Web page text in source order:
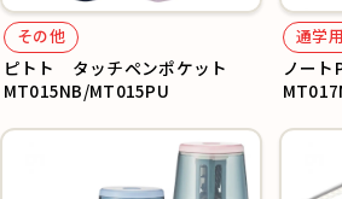
その他
ピトト タッチペンポケット
MT015NB/MT015PU
通学
ノート